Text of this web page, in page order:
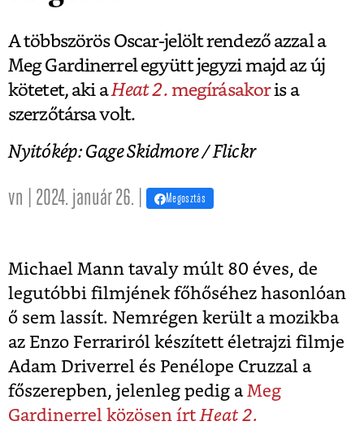
A többszörös Oscar-jelölt rendező azzal a
Meg Gardinerrel együtt jegyzi majd az új
kötetet, aki aHeat 2. megírásakoris a
szerzőtársa volt.
Nyitókép: Gage Skidmore / Flickr
vn | 2024. január 26. | Megosztás
Michael Mann tavaly múlt 80 éves, de
legutóbbi filmjének főhőséhez hasonlóan
ő sem lassít. Nemrégen került a mozikba
az Enzo Ferrariról készített életrajzi filmje
Adam Driverrel és Penélope Cruzzal a
főszerepben, jelenleg pedig a Meg
Gardinerrel közösen írt Heat 2.